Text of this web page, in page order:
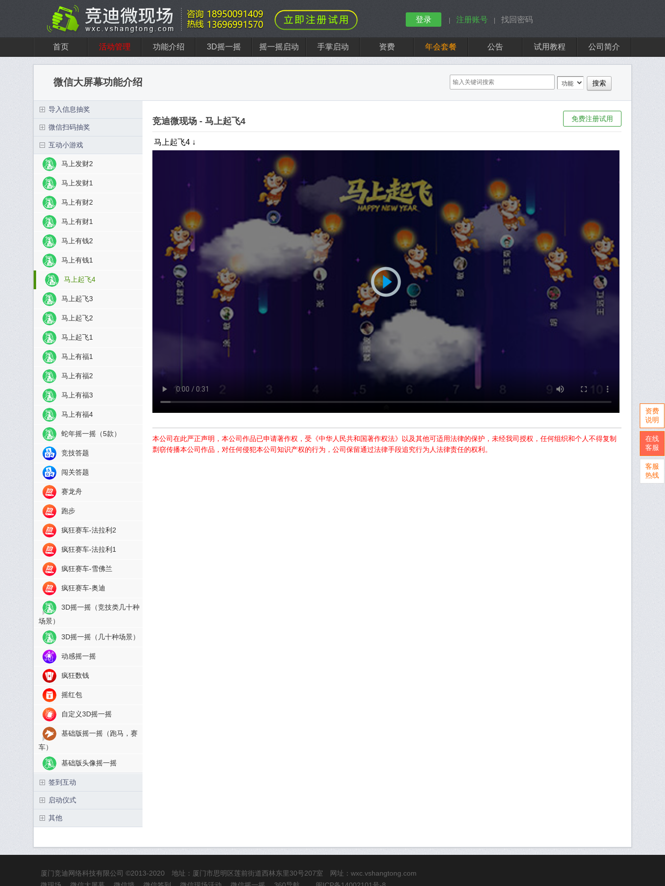
登录 注册账号 找回密码
首页 活动管理 功能介绍 3D摇一摇 摇一摇启动 手掌启动 资费 年会套餐 公告 试用教程 公司简介
微信大屏幕功能介绍
导入信息抽奖
微信扫码抽奖
互动小游戏
马上发财2
马上发财1
马上有财2
马上有财1
马上有钱2
马上有钱1
马上起飞4
马上起飞3
马上起飞2
马上起飞1
马上有福1
马上有福2
马上有福3
马上有福4
蛇年摇一摇（5款）
竞技答题
闯关答题
赛龙舟
跑步
疯狂赛车-法拉利2
疯狂赛车-法拉利1
疯狂赛车-雪佛兰
疯狂赛车-奥迪
3D摇一摇（竞技类几十种
场景）
3D摇一摇（几十种场景）
动感摇一摇
疯狂数钱
摇红包
自定义3D摇一摇
基础版摇一摇（跑马，赛
车）
基础版头像摇一摇
签到互动
启动仪式
其他
免费注册试用
竞迪微现场 - 马上起飞4
马上起飞4
本公司在此严正声明，本公司作品已申请著作权，受《中华人民共和国著作权法》以及其他可适用法律的保护，未经我司授权，任何组织和个人不得复制
剽窃传播本公司作品，对任何侵犯本公司知识产权的行为，公司保留通过法律手段追究行为人法律责任的权利。
厦门竞迪网络科技有限公司 ©2013-2020 地址：厦门市思明区莲前街道西林东里30号207室 网址： wxc.vshangtong.com
资费
说明
在线
客服
客服
热线